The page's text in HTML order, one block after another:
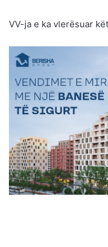
VV-ja e ka vlerësuar